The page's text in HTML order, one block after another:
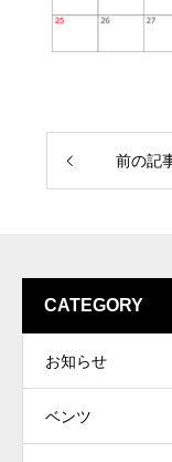
前の記
CATEGORY
お知らせ
ベンツ